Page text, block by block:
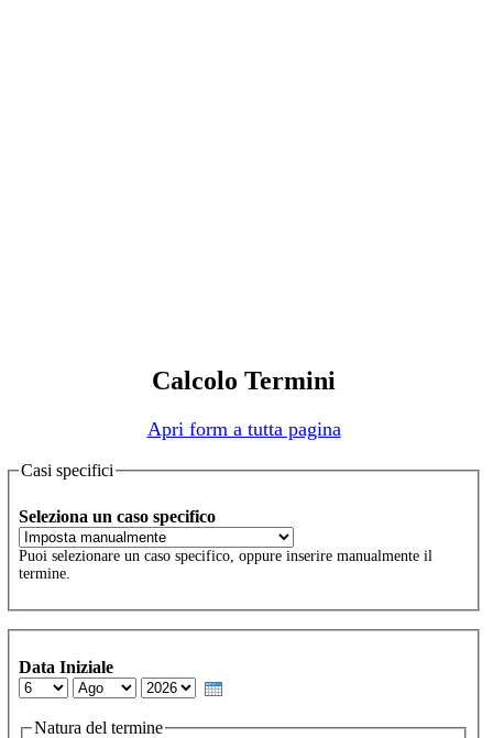
Calcolo Termini
Apri form a tutta pagina
Casi specifici
Seleziona un caso specifico
Puoi selezionare un caso specifico, oppure inserire manualmente il
termine.
Data Iniziale
Day
Month Year
Natura del termine